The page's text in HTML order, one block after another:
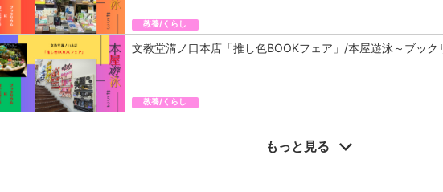
教養/くらし
文教堂溝ノ口本店「推し色BOOKフェア」/本屋遊泳～ブック
教養/くらし
もっと見る